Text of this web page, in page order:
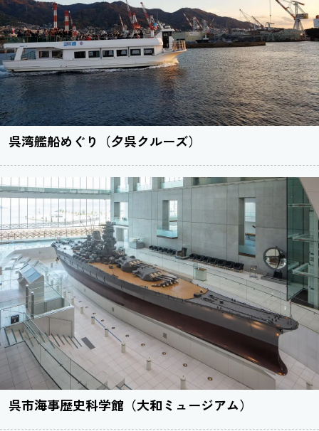
呉湾艦船めぐり（夕呉クルーズ）
呉市海事歴史科学館（大和ミュージアム）